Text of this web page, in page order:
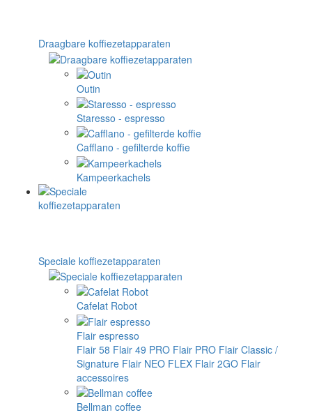
Draagbare koffiezetapparaten
Outin
Staresso - espresso
Cafflano - gefilterde koffie
Kampeerkachels
Speciale koffiezetapparaten
Cafelat Robot
Flair espresso
Flair 58 Flair 49 PRO Flair PRO Flair Classic /
Signature Flair NEO FLEX Flair 2GO Flair
accessoires
Bellman coffee